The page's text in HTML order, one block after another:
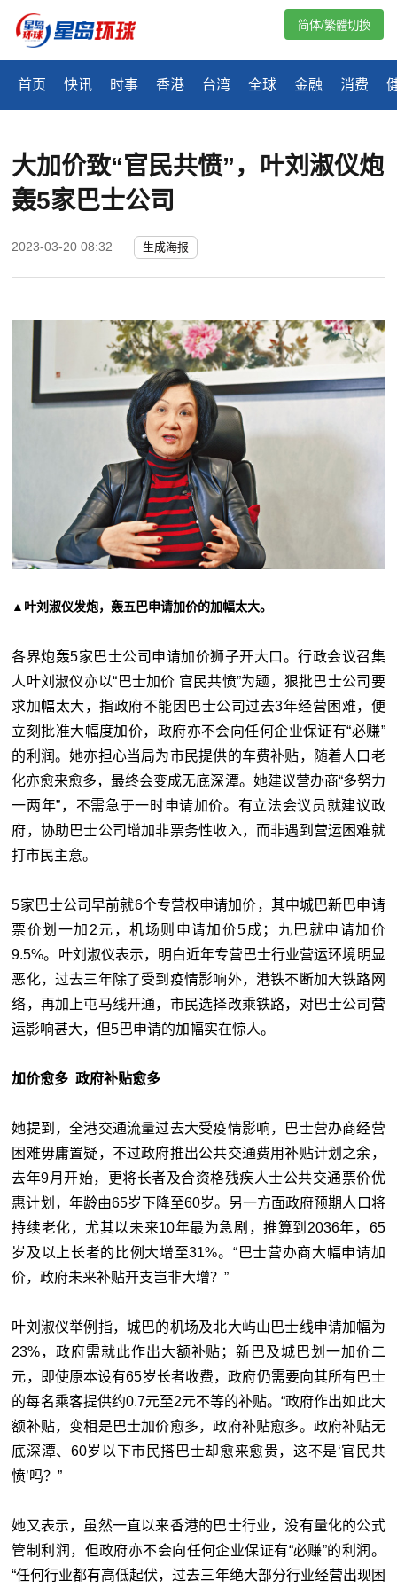
首页 快讯 时事 香港 台湾 全球 金融 消费
简体/繁體切換
大加价致“官民共愤”，叶刘淑仪炮
轰5家巴士公司
2023-03-20 08:32 生成海报
▲叶刘淑仪发炮，轰五巴申请加价的加幅太大。
各界炮轰5家巴士公司申请加价狮子开大口。行政会议召集
人叶刘淑仪亦以“巴士加价 官民共愤”为题，狠批巴士公司要
求加幅太大，指政府不能因巴士公司过去3年经营困难，便
立刻批准大幅度加价，政府亦不会向任何企业保证有“必赚”
的利润。她亦担心当局为市民提供的车费补贴，随着人口老
化亦愈来愈多，最终会变成无底深潭。她建议营办商“多努力
一两年”，不需急于一时申请加价。有立法会议员就建议政
府，协助巴士公司增加非票务性收入，而非遇到营运困难就
打市民主意。
5家巴士公司早前就6个专营权申请加价，其中城巴新巴申请
票价划一加2元，机场则申请加价5成；九巴就申请加价
9.5%。叶刘淑仪表示，明白近年专营巴士行业营运环境明显
恶化，过去三年除了受到疫情影响外，港铁不断加大铁路网
络，再加上屯马线开通，市民选择改乘铁路，对巴士公司营
运影响甚大，但5巴申请的加幅实在惊人。
加价愈多 政府补贴愈多
她提到，全港交通流量过去大受疫情影响，巴士营办商经营
困难毋庸置疑，不过政府推出公共交通费用补贴计划之余，
去年9月开始，更将长者及合资格残疾人士公共交通票价优
惠计划，年龄由65岁下降至60岁。另一方面政府预期人口将
持续老化，尤其以未来10年最为急剧，推算到2036年，65
岁及以上长者的比例大增至31%。“巴士营办商大幅申请加
价，政府未来补贴开支岂非大增？”
叶刘淑仪举例指，城巴的机场及北大屿山巴士线申请加幅为
23%，政府需就此作出大额补贴；新巴及城巴划一加价二
元，即使原本设有65岁长者收费，政府仍需要向其所有巴士
的每名乘客提供约0.7元至2元不等的补贴。“政府作出如此大
额补贴，变相是巴士加价愈多，政府补贴愈多。政府补贴无
底深潭、60岁以下市民搭巴士却愈来愈贵，这不是‘官民共
愤’吗？”
她又表示，虽然一直以来香港的巴士行业，没有量化的公式
管制利润，但政府亦不会向任何企业保证有“必赚”的利润。
“任何行业都有高低起伏，过去三年绝大部分行业经营出现困